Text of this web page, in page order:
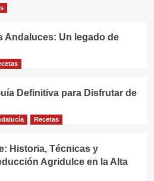
Andaluces: Un legado de
Definitiva para Disfrutar de
Recetas
Historia, Técnicas y
Agridulce en la Alta